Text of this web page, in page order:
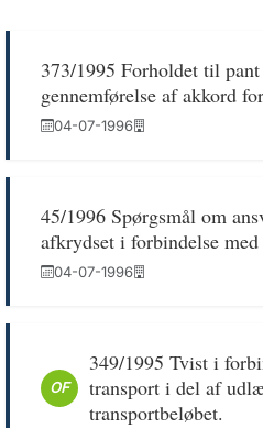
373/1995 Forholdet til
gennemførelse af akkord
04-07-1996
45/1996 Spørgsmål om
afkrydset i forbindelse
04-07-1996
OF
349/1995 Tvist i
transport i del af
transportbeløbet.